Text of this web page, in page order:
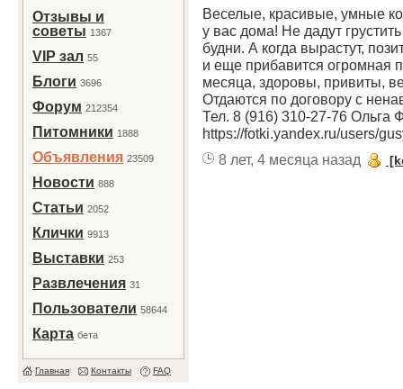
Отзывы и
советы 1367
VIP зал 55
Блоги 3696
Форум 212354
Питомники 1888
Объявления 23509
Новости 888
Статьи 2052
Клички 9913
Выставки 253
Развлечения 31
Пользователи 58644
Карта бета
Главная Контакты FAQ
Веселые, красивые, умные
у вас дома! Не дадут
будни. А когда вырастут,
и еще прибавится огромная
месяца, здоровы, привиты,
Отдаются по договору с
Тел. 8 (916) 310-27-76 Ольга
https://fotki.yandex.ru/users/
8 лет, 4 месяца назад